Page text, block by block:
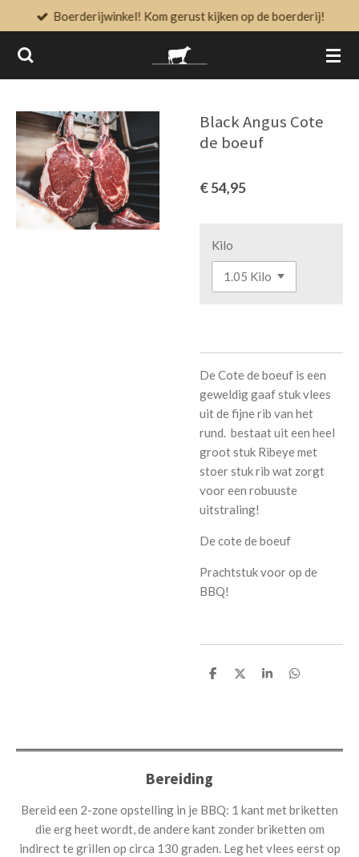
direct
naar
Boerderijwinkel! Kom gerust kijken op de boerderij!
Black Angus Cote
de boeuf
€ 54,95
Kilo
De Cote de boeuf is een
geweldig gaaf stuk vlees
uit de fijne rib van het
rund. bestaat uit een heel
groot stuk Ribeye met
stoer stuk rib wat zorgt
voor een robuuste
uitstraling!
De cote de boeuf
Prachtstuk voor op de
BBQ!
D
D
S
D
Bereiding
Bereid een 2-zone opstelling in je BBQ: 1 kant met briketten
die erg heet wordt, de andere kant zonder briketten om
indirect te grillen op circa 130 graden. Leg het vlees eerst op